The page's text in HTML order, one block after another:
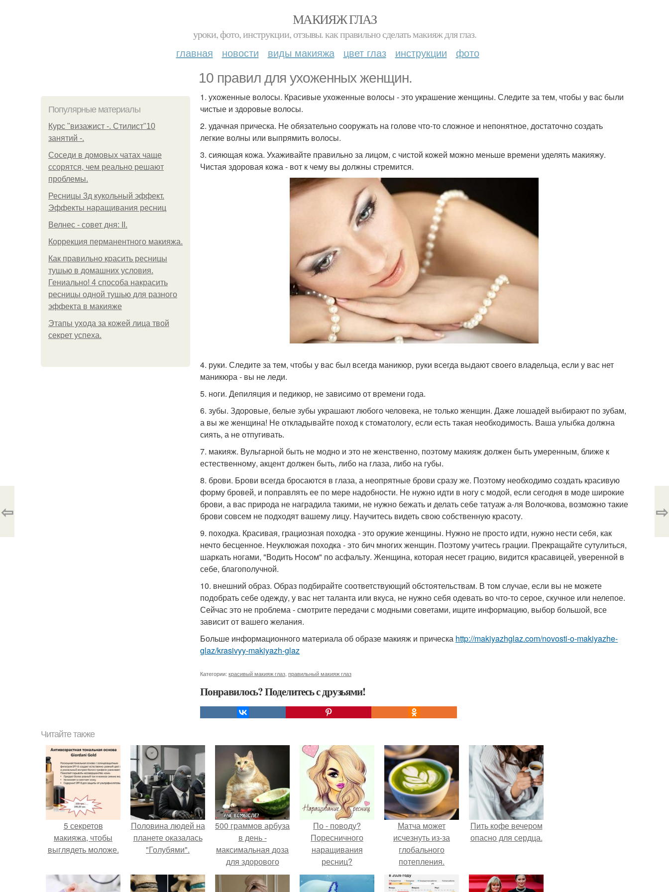
МАКИЯЖ ГЛАЗ
уроки, фото, инструкции, отзывы. как правильно сделать макияж для глаз.
главная новости виды макияжа цвет глаз инструкции фото
10 правил для ухоженных женщин.
Популярные материалы
Курс "визажист -. Стилист"10
занятий -.
Соседи в домовых чатах чаще
ссорятся, чем реально решают
проблемы.
Ресницы 3д кукольный эффект.
Эффекты наращивания ресниц
Велнес - совет дня: II.
Коррекция перманентного макияжа.
Как правильно красить ресницы
тушью в домашних условия.
Гениально! 4 способа накрасить
ресницы одной тушью для разного
эффекта в макияже
Этапы ухода за кожей лица твой
секрет успеха.
1. ухоженные волосы. Красивые ухоженные волосы - это украшение женщины. Следите за тем, чтобы у вас были
чистые и здоровые волосы.
2. удачная прическа. Не обязательно сооружать на голове что-то сложное и непонятное, достаточно создать
легкие волны или выпрямить волосы.
3. сияющая кожа. Ухаживайте правильно за лицом, с чистой кожей можно меньше времени уделять макияжу.
Чистая здоровая кожа - вот к чему вы должны стремится.
4. руки. Следите за тем, чтобы у вас был всегда маникюр, руки всегда выдают своего владельца, если у вас нет
маникюра - вы не леди.
5. ноги. Депиляция и педикюр, не зависимо от времени года.
6. зубы. Здоровые, белые зубы украшают любого человека, не только женщин. Даже лошадей выбирают по зубам,
а вы же женщина! Не откладывайте поход к стоматологу, если есть такая необходимость. Ваша улыбка должна
сиять, а не отпугивать.
7. макияж. Вульгарной быть не модно и это не женственно, поэтому макияж должен быть умеренным, ближе к
естественному, акцент должен быть, либо на глаза, либо на губы.
8. брови. Брови всегда бросаются в глаза, а неопрятные брови сразу же. Поэтому необходимо создать красивую
форму бровей, и поправлять ее по мере надобности. Не нужно идти в ногу с модой, если сегодня в моде широкие
брови, а вас природа не наградила такими, не нужно бежать и делать себе татуаж а-ля Волочкова, возможно такие
брови совсем не подходят вашему лицу. Научитесь видеть свою собственную красоту.
9. походка. Красивая, грациозная походка - это оружие женщины. Нужно не просто идти, нужно нести себя, как
нечто бесценное. Неуклюжая походка - это бич многих женщин. Поэтому учитесь грации. Прекращайте сутулиться,
шаркать ногами, "Водить Носом" по асфальту. Женщина, которая несет грацию, видится красавицей, уверенной в
себе, благополучной.
10. внешний образ. Образ подбирайте соответствующий обстоятельствам. В том случае, если вы не можете
подобрать себе одежду, у вас нет таланта или вкуса, не нужно себя одевать во что-то серое, скучное или нелепое.
Сейчас это не проблема - смотрите передачи с модными советами, ищите информацию, выбор большой, все
зависит от вашего желания.
Больше информационного материала об образе макияж и прическа http://makiyazhglaz.com/novosti-o-makiyazhe-
glaz/krasivyy-makiyazh-glaz
Категории: красивый макияж глаз правильный макияж глаз
Понравилось? Поделитесь с друзьями!
⇦ ⇨
Читайте также
5 секретов
макияжа, чтобы
выглядеть моложе.
Половина людей на
планете оказалась
"Голубями".
500 граммов арбуза
в день -
максимальная доза
для здорового
взрослого,
предупредили
По - поводу?
Поресничного
наращивания
ресниц?
Матча может
исчезнуть из-за
глобального
потепления.
Пить кофе вечером
опасно для сердца.